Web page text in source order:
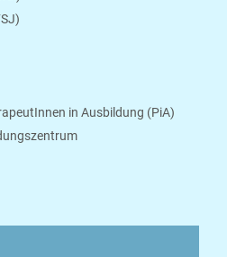
in Ausbildung (PiA)